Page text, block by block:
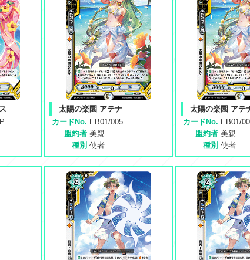
太陽の楽園 アテナ
カードNo. EB01/005
盟約者 美親
種別 使者
太陽の楽園 アテ
カードNo. EB01/
盟約者 美親
種別 使者